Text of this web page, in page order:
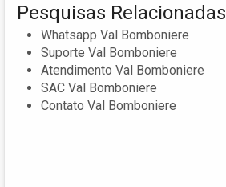
Pesquisas Relacionadas
Whatsapp Val Bomboniere
Suporte Val Bomboniere
Atendimento Val Bomboniere
SAC Val Bomboniere
Contato Val Bomboniere